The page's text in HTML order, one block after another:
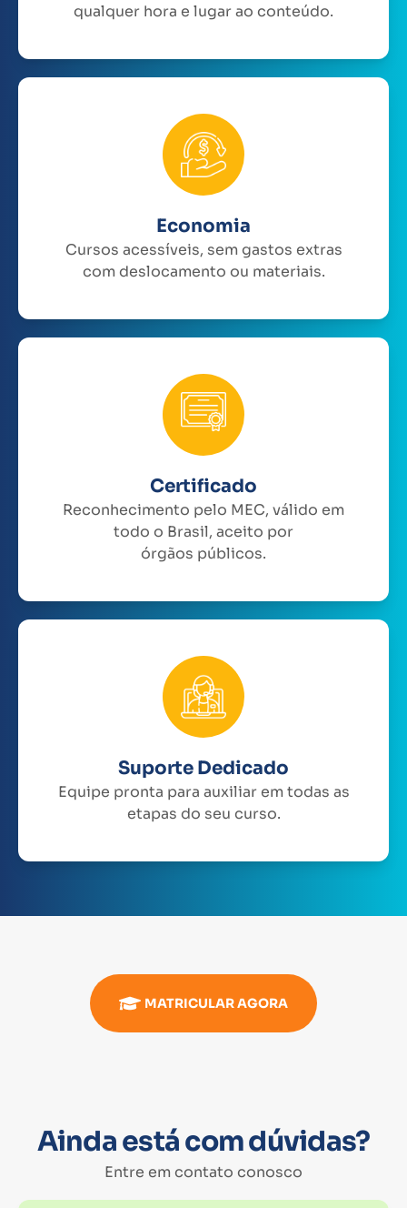
qualquer hora e lugar ao conteúdo.
Economia
Cursos acessíveis, sem gastos extras
com deslocamento ou materiais.
Certificado
Reconhecimento pelo MEC, válido em
todo o Brasil, aceito por
órgãos públicos.
Suporte Dedicado
Equipe pronta para auxiliar em todas as
etapas do seu curso.
MATRICULAR AGORA
Ainda está com dúvidas?
Entre em contato conosco